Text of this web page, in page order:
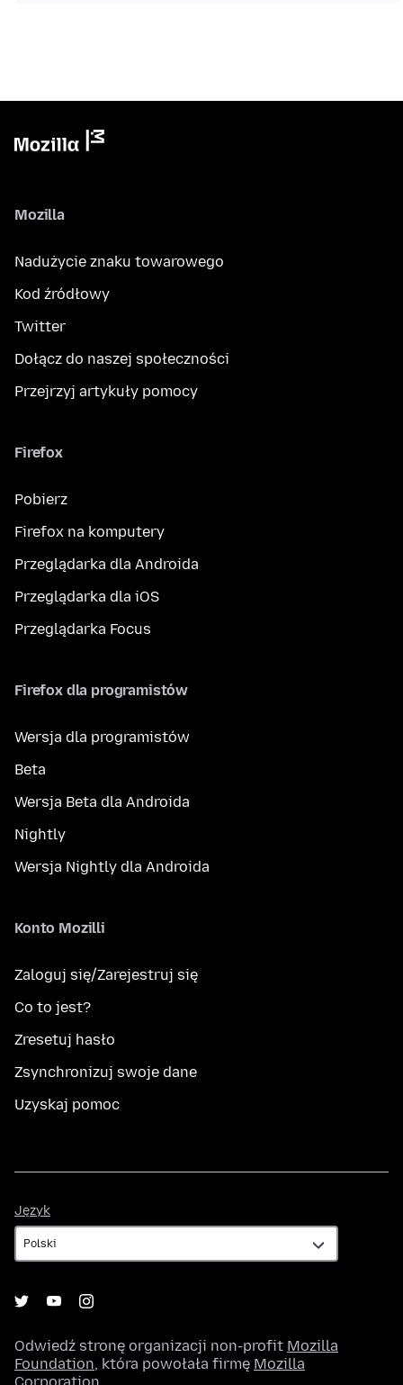
Mozilla
Nadużycie znaku towarowego
Kod źródłowy
Twitter
Dołącz do naszej społeczności
Przejrzyj artykuły pomocy
Firefox
Pobierz
Firefox na komputery
Przeglądarka dla Androida
Przeglądarka dla iOS
Przeglądarka Focus
Firefox dla programistów
Wersja dla programistów
Beta
Wersja Beta dla Androida
Nightly
Wersja Nightly dla Androida
Konto Mozilli
Zaloguj się/Zarejestruj się
Co to jest?
Zresetuj hasło
Zsynchronizuj swoje dane
Uzyskaj pomoc
Język
Odwiedź stronę organizacji non-profit Mozilla
Foundation, która powołała firmę Mozilla